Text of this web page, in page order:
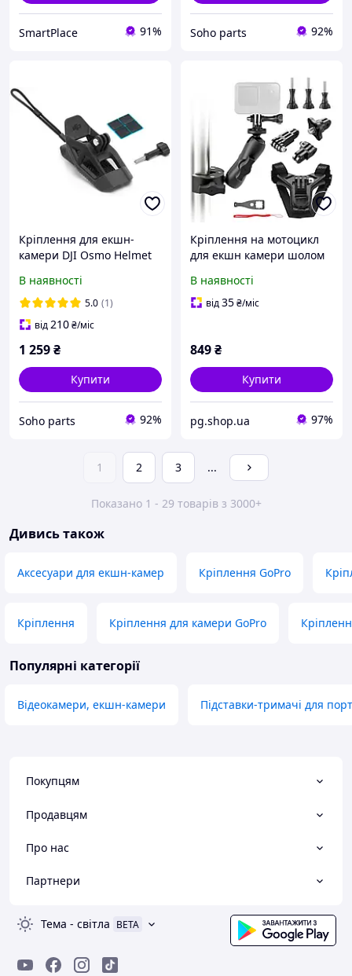
SmartPlace 91% Soho parts 92%
Кріплення для екшн-
камери DJI Osmo Helmet
(CP.OS.00000369) Black
В наявності
5.0 (1)
від210₴/міс
1 259₴
Купити
Soho parts 92%
Кріплення на мотоцикл
для екшн камери шолом
NEW-KIT-M04
В наявності
від35₴/міс
849₴
Купити
pg.shop.ua 97%
1 2 3 ...
Показано 1 - 29 товарів з 3000+
Дивись також
Аксесуари для екшн-камер Кріплення GoPro
Кріплення Кріплення для камери GoPro
Популярні категорії
Відеокамери, екшн-камери Підставки-тримачі для
Покупцям
Продавцям
Про нас
Партнери
Тема - світла BETA